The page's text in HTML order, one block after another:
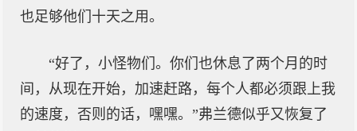
也足够他们十天之用。
“好了，小怪物们。你们也休息了两个月的时
间，从现在开始，加速赶路，每个人都必须跟上我
的速度，否则的话，嘿嘿。”弗兰德似乎又恢复了